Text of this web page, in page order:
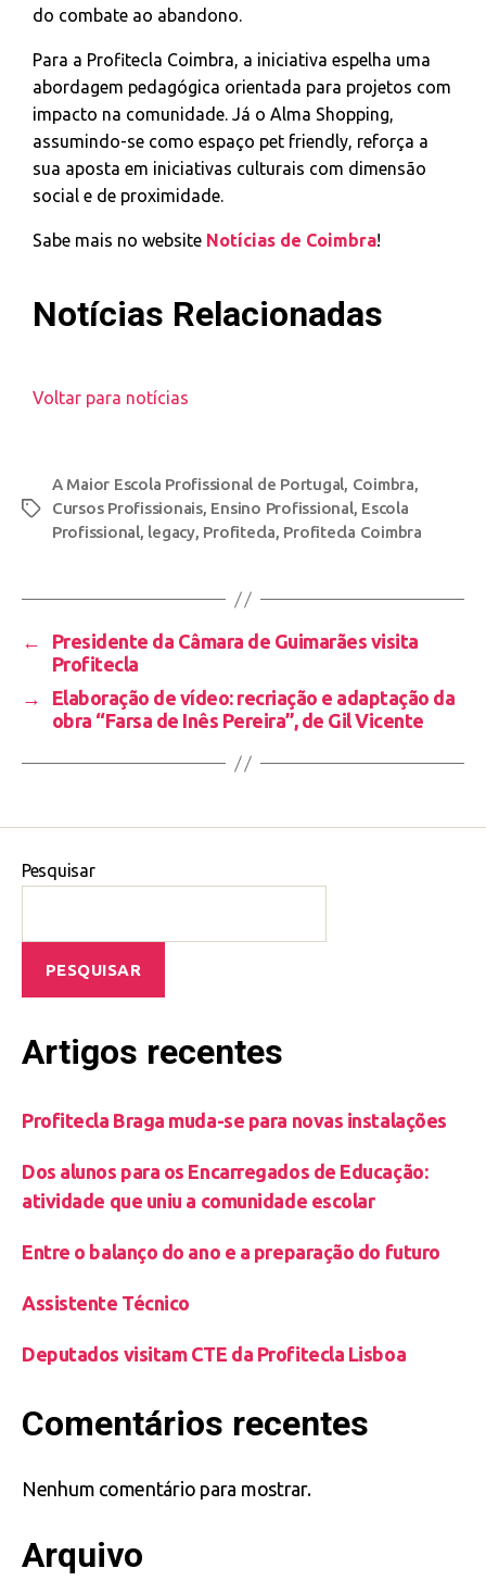
do combate ao abandono.
Para a Profitecla Coimbra, a iniciativa espelha uma
abordagem pedagógica orientada para projetos com
impacto na comunidade. Já o Alma Shopping,
assumindo-se como espaço pet friendly, reforça a
sua aposta em iniciativas culturais com dimensão
social e de proximidade.
Sabe mais no website Notícias de Coimbra!
Notícias Relacionadas
Voltar para notícias
A Maior Escola Profissional de Portugal, Coimbra,
Cursos Profissionais, Ensino Profissional, Escola
Profissional, legacy, Profitecla, Profitecla Coimbra
←
Presidente da Câmara de Guimarães visita
Profitecla
→
Elaboração de vídeo: recriação e adaptação da
obra “Farsa de Inês Pereira”, de Gil Vicente
Pesquisar
PESQUISAR
Artigos recentes
Profitecla Braga muda-se para novas instalações
Dos alunos para os Encarregados de Educação:
atividade que uniu a comunidade escolar
Entre o balanço do ano e a preparação do futuro
Assistente Técnico
Deputados visitam CTE da Profitecla Lisboa
Comentários recentes
Nenhum comentário para mostrar.
Arquivo